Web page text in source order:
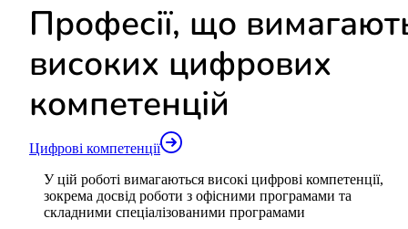
Професії, що
високих цифрових
компетенцій
Цифрові компетенції
У цій роботі вимагаються високі цифрові компетенції,
зокрема досвід роботи з офісними програмами та
складними спеціалізованими програмами